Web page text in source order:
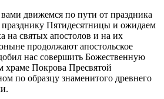
движемся по пути от праздника
празднику Пятидесятницы и ожидаем
на святых апостолов и на их
продолжают апостольское
нас совершить Божественную
храме Покрова Пресвятой
по образцу знаменитого древнего